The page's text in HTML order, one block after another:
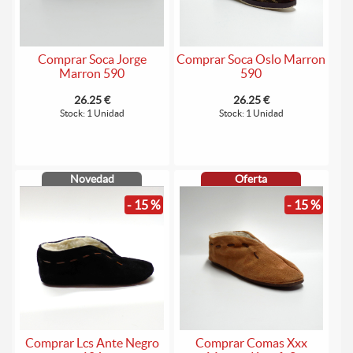
Comprar Soca Jorge
Marron 590
26.25 €
Stock: 1 Unidad
Comprar Soca Oslo Marron
590
26.25 €
Stock: 1 Unidad
Novedad
- 15 %
Comprar Lcs Ante Negro
Oferta
- 15 %
Comprar Comas Xxx